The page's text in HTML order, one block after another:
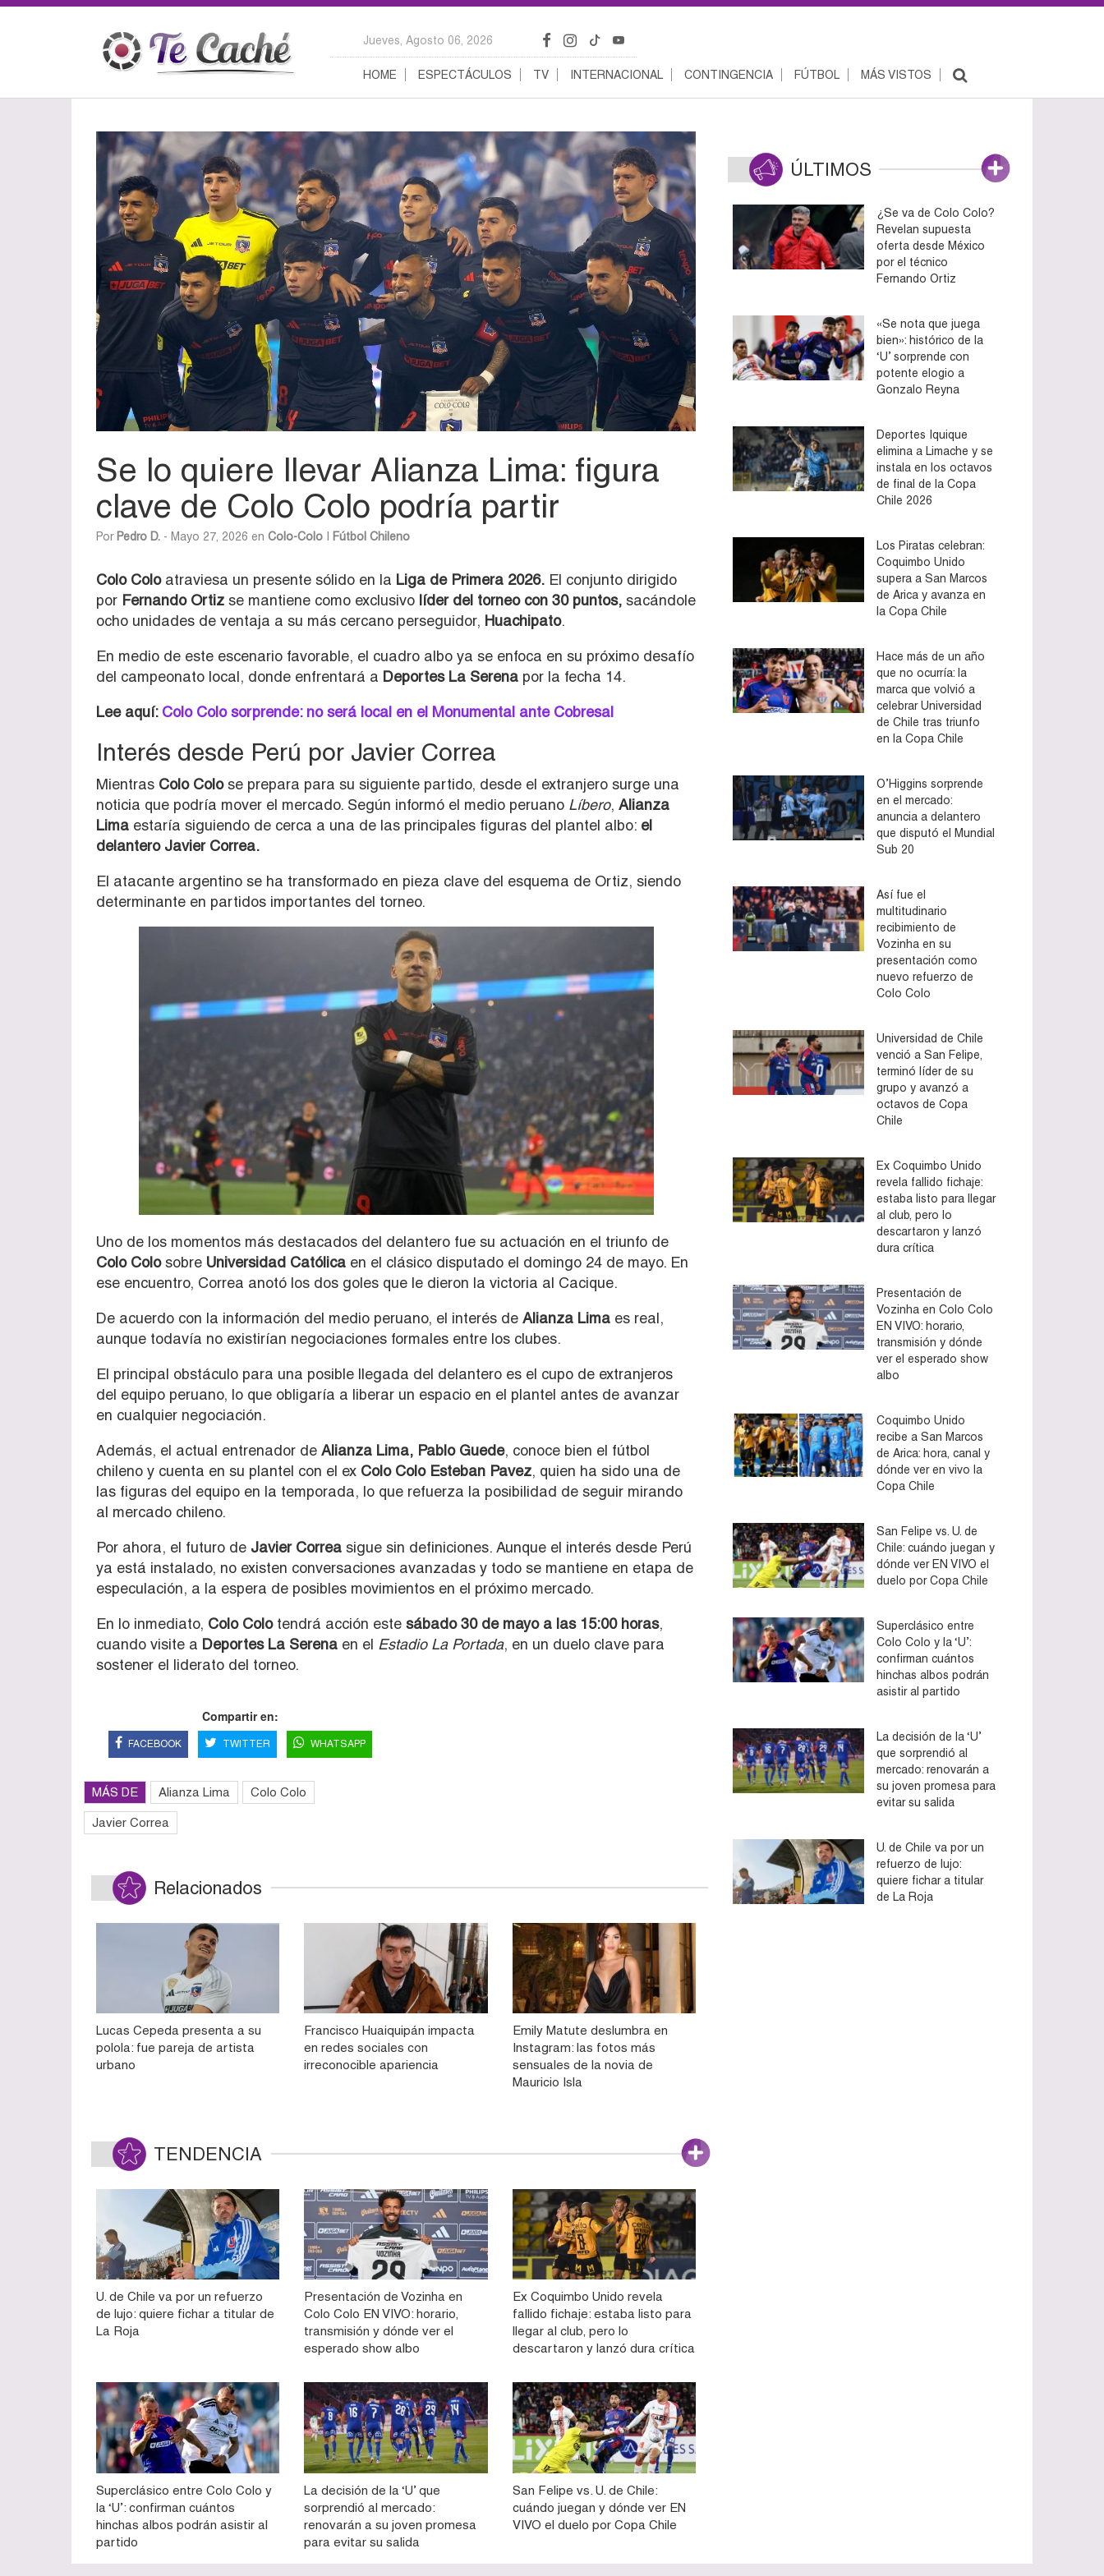
Jueves, Agosto 06, 2026
HOME ESPECTÁCULOS TV INTERNACIONAL CONTINGENCIA FÚTBOL MÁS VISTOS
Se lo quiere llevar Alianza Lima: figura
clave de Colo Colo podría partir
Por Pedro D. - Mayo 27, 2026 en Colo-Colo Fútbol Chileno
Colo Colo atraviesa un presente sólido en la Liga de Primera 2026. El conjunto dirigido
por Fernando Ortiz se mantiene como exclusivo líder del torneo con 30 puntos, sacándole
ocho unidades de ventaja a su más cercano perseguidor, Huachipato.
En medio de este escenario favorable, el cuadro albo ya se enfoca en su próximo desafío
del campeonato local, donde enfrentará a Deportes La Serena por la fecha 14.
Lee aquí: Colo Colo sorprende: no será local en el Monumental ante Cobresal
Interés desde Perú por Javier Correa
Mientras Colo Colose prepara para su siguiente partido, desde el extranjero surge una
noticia que podría mover el mercado. Según informó el medio peruano Líbero, Alianza
Lima estaría siguiendo de cerca a una de las principales figuras del plantel albo: el
delantero Javier Correa.
El atacante argentino se ha transformado en pieza clave del esquema de Ortiz, siendo
determinante en partidos importantes del torneo.
Uno de los momentos más destacados del delantero fue su actuación en el triunfo de
Colo Colosobre Universidad Católica en el clásico disputado el domingo 24 de mayo. En
ese encuentro, Correa anotó los dos goles que le dieron la victoria al Cacique.
De acuerdo con la información del medio peruano, el interés de Alianza Lima es real,
aunque todavía no existirían negociaciones formales entre los clubes.
El principal obstáculo para una posible llegada del delantero es el cupo de extranjeros
del equipo peruano, lo que obligaría a liberar un espacio en el plantel antes de avanzar
en cualquier negociación.
Además, el actual entrenador de Alianza Lima, Pablo Guede, conoce bien el fútbol
chileno y cuenta en su plantel con el ex Colo Colo Esteban Pavez, quien ha sido una de
las figuras del equipo en la temporada, lo que refuerza la posibilidad de seguir mirando
al mercado chileno.
Por ahora, el futuro de Javier Correa sigue sin definiciones. Aunque el interés desde Perú
ya está instalado, no existen conversaciones avanzadas y todo se mantiene en etapa de
especulación, a la espera de posibles movimientos en el próximo mercado.
En lo inmediato, Colo Colotendrá acción este sábado 30 de mayo a las 15:00 horas,
cuando visite a Deportes La Serena en el Estadio La Portada, en un duelo clave para
sostener el liderato del torneo.
Compartir en:
FACEBOOK TWITTER WHATSAPP
MÁS DE Alianza Lima Colo Colo
Javier Correa
Relacionados
Lucas Cepeda presenta a su
polola: fue pareja de artista
urbano
Francisco Huaiquipán impacta
en redes sociales con
irreconocible apariencia
Emily Matute deslumbra en
Instagram: las fotos más
sensuales de la novia de
Mauricio Isla
TENDENCIA
U. de Chile va por un refuerzo
de lujo: quiere fichar a titular de
La Roja
Presentación de Vozinha en
Colo Colo EN VIVO: horario,
transmisión y dónde ver el
esperado show albo
Ex Coquimbo Unido revela
fallido fichaje: estaba listo para
llegar al club, pero lo
descartaron y lanzó dura crítica
Superclásico entre Colo Colo y
la ‘U’: confirman cuántos
hinchas albos podrán asistir al
partido
La decisión de la ‘U’ que
sorprendió al mercado:
renovarán a su joven promesa
para evitar su salida
San Felipe vs. U. de Chile:
cuándo juegan y dónde ver EN
VIVO el duelo por Copa Chile
ÚLTIMOS
¿Se va de Colo Colo?
Revelan supuesta
oferta desde México
por el técnico
Fernando Ortiz
«Se nota que juega
bien»: histórico de la
‘U’ sorprende con
potente elogio a
Gonzalo Reyna
Deportes Iquique
elimina a Limache y se
instala en los octavos
de final de la Copa
Chile 2026
Los Piratas celebran:
Coquimbo Unido
supera a San Marcos
de Arica y avanza en
la Copa Chile
Hace más de un año
que no ocurría: la
marca que volvió a
celebrar Universidad
de Chile tras triunfo
en la Copa Chile
O’Higgins sorprende
en el mercado:
anuncia a delantero
que disputó el Mundial
Sub 20
Así fue el
multitudinario
recibimiento de
Vozinha en su
presentación como
nuevo refuerzo de
Colo Colo
Universidad de Chile
venció a San Felipe,
terminó líder de su
grupo y avanzó a
octavos de Copa
Chile
Ex Coquimbo Unido
revela fallido fichaje:
estaba listo para llegar
al club, pero lo
descartaron y lanzó
dura crítica
Presentación de
Vozinha en Colo Colo
EN VIVO: horario,
transmisión y dónde
ver el esperado show
albo
Coquimbo Unido
recibe a San Marcos
de Arica: hora, canal y
dónde ver en vivo la
Copa Chile
San Felipe vs. U. de
Chile: cuándo juegan y
dónde ver EN VIVO el
duelo por Copa Chile
Superclásico entre
Colo Colo y la ‘U’:
confirman cuántos
hinchas albos podrán
asistir al partido
La decisión de la ‘U’
que sorprendió al
mercado: renovarán a
su joven promesa para
evitar su salida
U. de Chile va por un
refuerzo de lujo:
quiere fichar a titular
de La Roja